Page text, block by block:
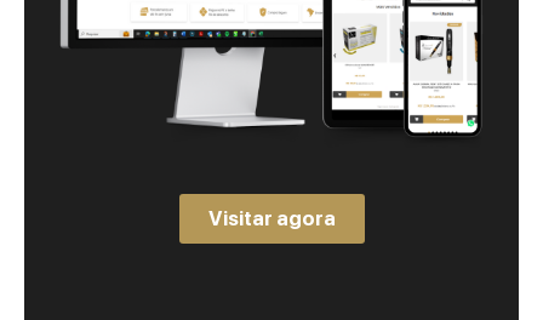
Visitar agora